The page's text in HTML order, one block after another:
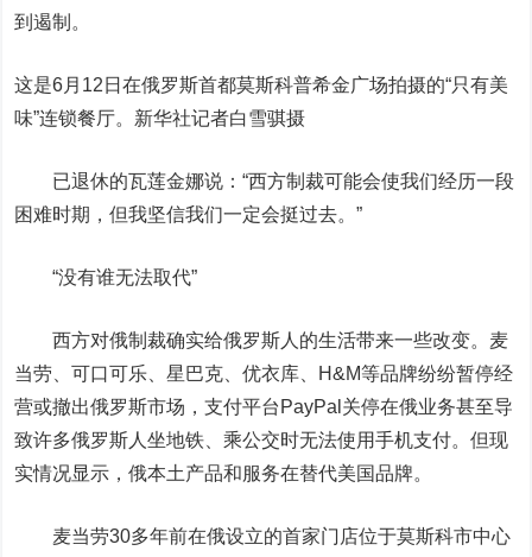
到遏制。
这是6月12日在俄罗斯首都莫斯科普希金广场拍摄的“只有美
味”连锁餐厅。新华社记者白雪骐摄
已退休的瓦莲金娜说：“西方制裁可能会使我们经历一段
困难时期，但我坚信我们一定会挺过去。”
“没有谁无法取代”
西方对俄制裁确实给俄罗斯人的生活带来一些改变。麦
当劳、可口可乐、星巴克、优衣库、H&M等品牌纷纷暂停经
营或撤出俄罗斯市场，支付平台PayPal关停在俄业务甚至导
致许多俄罗斯人坐地铁、乘公交时无法使用手机支付。但现
实情况显示，俄本土产品和服务在替代美国品牌。
麦当劳30多年前在俄设立的首家门店位于莫斯科市中心